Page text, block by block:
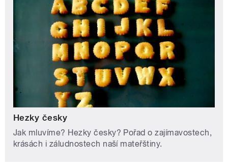
Hezky česky
Jak mluvíme? Hezky česky? Pořad o zajímavostech,
krásách i záludnostech naší mateřštiny.